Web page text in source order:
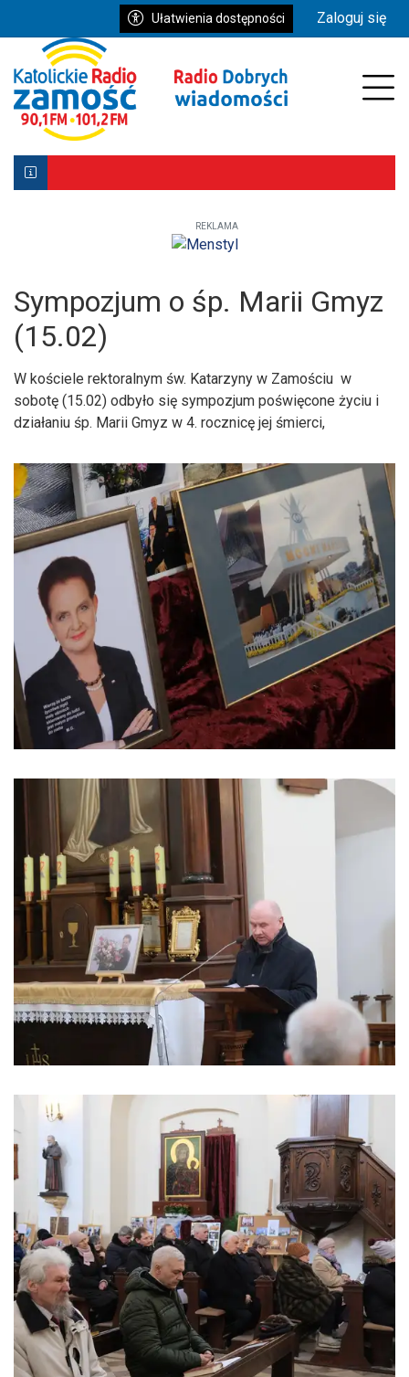
Przejdź do głównych treści
Przejdź do wyszukiwarki
Przejdź do głównego menuUłatwienia dostępności Zaloguj się
Biłgoraj z Patronką. Wyjątkowe uroczystości już 9–10
Powstała aplikacja mobilna Diecezji Zamojsko-
Mniej wiernych w kościołach, ale większe
REKLAMA
Sympozjum o śp. Marii Gmyz
(15.02)
W kościele rektoralnym św. Katarzyny w Zamościu w
sobotę (15.02) odbyło się sympozjum poświęcone życiu i
działaniu śp. Marii Gmyz w 4. rocznicę jej śmierci,